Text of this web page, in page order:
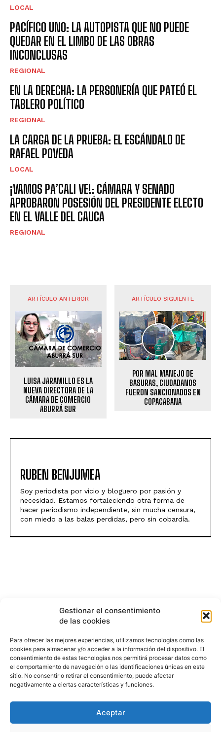
Gestionar el consentimiento
de las cookies
Para ofrecer las mejores experiencias, utilizamos tecnologías como las
cookies para almacenar y/o acceder a la información del dispositivo. El
consentimiento de estas tecnologías nos permitirá procesar datos como
el comportamiento de navegación o las identificaciones únicas en este
sitio. No consentir o retirar el consentimiento, puede afectar
negativamente a ciertas características y funciones.
Aceptar
LOCAL
PACÍFICO UNO: LA AUTOPISTA QUE NO PUEDE
QUEDAR EN EL LIMBO DE LAS OBRAS
INCONCLUSAS
REGIONAL
EN LA DERECHA: LA PERSONERÍA QUE PATEÓ EL
TABLERO POLÍTICO
REGIONAL
LA CARGA DE LA PRUEBA: EL ESCÁNDALO DE
RAFAEL POVEDA
LOCAL
¡VAMOS PA’CALI VE!: CÁMARA Y SENADO
APROBARON POSESIÓN DEL PRESIDENTE ELECTO
EN EL VALLE DEL CAUCA
REGIONAL
ARTÍCULO ANTERIOR
LUISA JARAMILLO ES LA
NUEVA DIRECTORA DE LA
CÁMARA DE COMERCIO
ABURRÁ SUR
ARTÍCULO SIGUIENTE
POR MAL MANEJO DE
BASURAS, CIUDADANOS
FUERON SANCIONADOS EN
COPACABANA
RUBEN BENJUMEA
Soy periodista por vicio y bloguero por pasión y
necesidad. Estamos fortaleciendo otra forma de
hacer periodismo independiente, sin mucha censura,
con miedo a las balas perdidas, pero sin cobardía.
HISTORIA PODCAST